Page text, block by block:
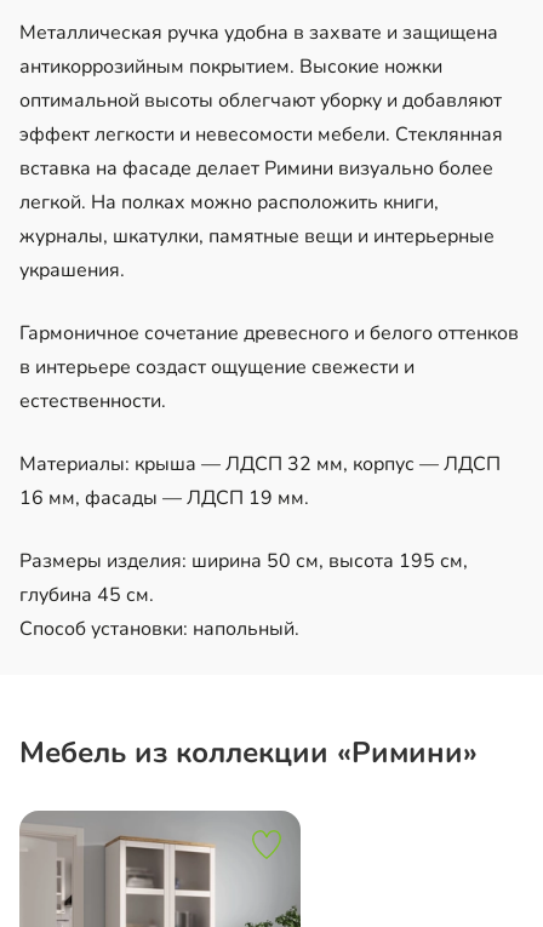
Металлическая ручка удобна в захвате и защищена
антикоррозийным покрытием. Высокие ножки
оптимальной высоты облегчают уборку и добавляют
эффект легкости и невесомости мебели. Стеклянная
вставка на фасаде делает Римини визуально более
легкой. На полках можно расположить книги,
журналы, шкатулки, памятные вещи и интерьерные
украшения.
Гармоничное сочетание древесного и белого оттенков
в интерьере создаст ощущение свежести и
естественности.
Материалы: крыша — ЛДСП 32 мм, корпус — ЛДСП
16 мм, фасады — ЛДСП 19 мм.
Размеры изделия: ширина 50 см, высота 195 см,
глубина 45 см.
Способ установки: напольный.
Мебель из коллекции «Римини»